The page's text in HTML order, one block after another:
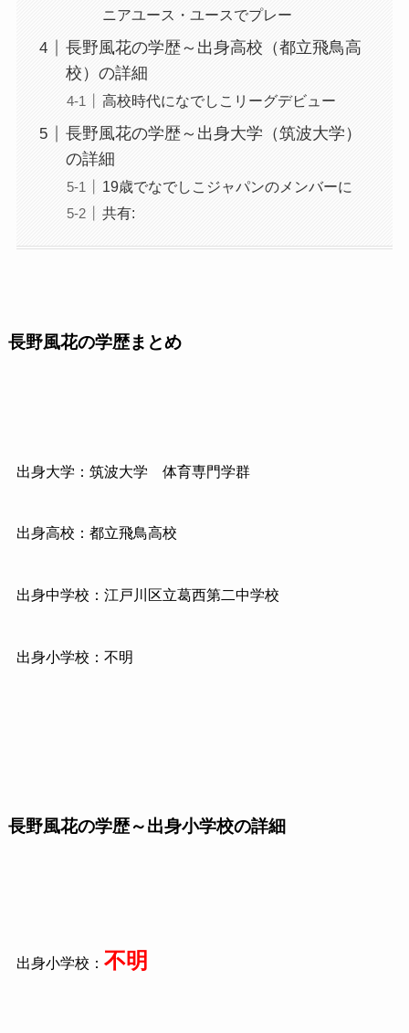
ニアユース・ユースでプレー
長野風花の学歴～出身高校（都立飛鳥高
校）の詳細
高校時代になでしこリーグデビュー
長野風花の学歴～出身大学（筑波大学）
の詳細
19歳でなでしこジャパンのメンバーに
共有:
長野風花の学歴まとめ
出身大学：筑波大学 体育専門学群
出身高校：都立飛鳥高校
出身中学校：江戸川区立葛西第二中学校
出身小学校：不明
長野風花の学歴～出身小学校の詳細
出身小学校： 不明